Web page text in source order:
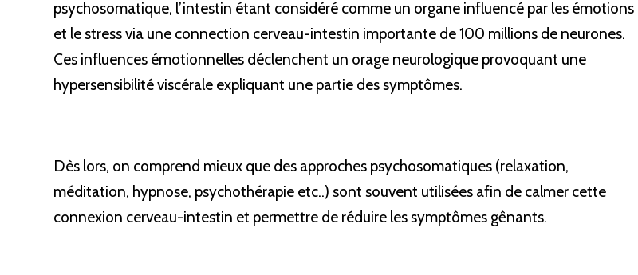
psychosomatique, l’intestin étant considéré comme un organe influencé par les émotions
et le stress via une connection cerveau-intestin importante de 100 millions de neurones.
Ces influences émotionnelles déclenchent un orage neurologique provoquant une
hypersensibilité viscérale expliquant une partie des symptômes.
Dès lors, on comprend mieux que des approches psychosomatiques (relaxation,
méditation, hypnose, psychothérapie etc..) sont souvent utilisées afin de calmer cette
connexion cerveau-intestin et permettre de réduire les symptômes gênants.